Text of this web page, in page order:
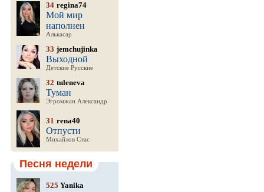
34 regina74
Мой мир
наполнен
Алькасар
33 jemchujinka
Выходной
Детские Русские
32 tuleneva
Туман
Эгромжан Александр
31 rena40
Отпусти
Михайлов Стас
Песня недели
525 Yanika